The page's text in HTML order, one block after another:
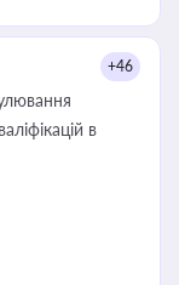
+46
в